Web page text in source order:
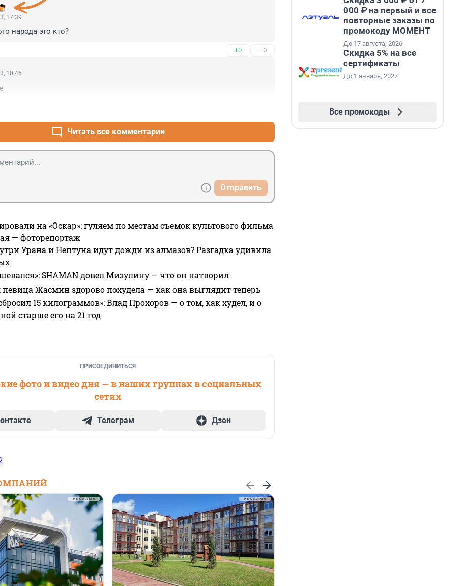
17:39
народа это кто?
+0 –0
10:45
Читать все комментарии
Отправить
на «Оскар»: гуляем по местам съемок культового фильма
— фоторепортаж
Урана и Нептуна идут дожди из алмазов? Разгадка удивила
SHAMAN довел Мизулину — что он натворил
певица Жасмин здорово похудела — как она выглядит теперь
15 килограммов»: Влад Прохоров — о том, как худел, и о
старше его на 21 год
ПРИСОЕДИНИТЬСЯ
фото и видео дня — в наших группах в социальных
сетях
Телеграм Дзен
000 ₽ на первый и все
повторные заказы по
промокоду МОМЕНТ
До 17 августа, 2026
Скидка 5% на все
сертификаты
До 1 января, 2027
Все промокоды